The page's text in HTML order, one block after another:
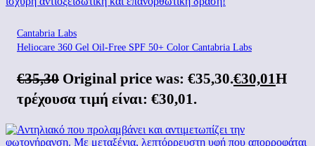
Cantabria Labs
Heliocare 360 Gel Oil-Free SPF 50+ Color Cantabria Labs
€35,30 Original price was: €35,30.€30,01Η
τρέχουσα τιμή είναι: €30,01.